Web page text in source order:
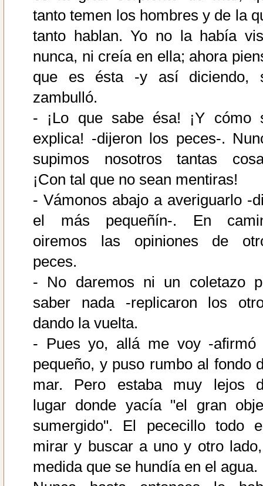
tanto temen los hombres y de la
tanto hablan. Yo no la había
nunca, ni creía en ella; ahora
que es ésta -y así diciendo,
zambulló.
- ¡Lo que sabe ésa! ¡Y cómo
explica! -dijeron los peces-.
supimos nosotros tantas
¡Con tal que no sean mentiras!
- Vámonos abajo a averiguarlo -
el más pequeñín-. En
oiremos las opiniones de
peces.
- No daremos ni un coletazo
saber nada -replicaron los
dando la vuelta.
- Pues yo, allá me voy -afirmó
pequeño, y puso rumbo al fondo
mar. Pero estaba muy lejos
lugar donde yacía "el gran
sumergido". El pececillo todo
mirar y buscar a uno y otro
medida que se hundía en el agua.